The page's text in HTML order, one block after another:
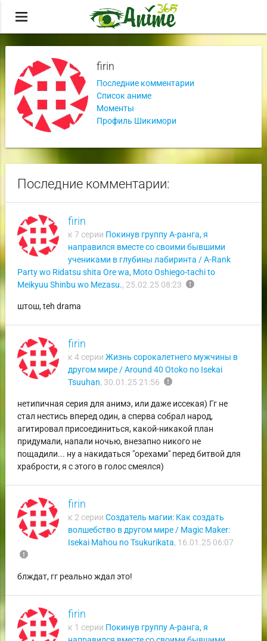
menu
firin
Последние комментарии
Список аниме
Моменты
Профиль Шикимори
Последние комментарии:
firin
к 7 серии Покинув группу А-ранга, я
направился вместе со своими бывшими
учениками в глубины лабиринта / A-Rank
Party wo Ridatsu shita Ore wa, Moto Oshiego-tachi to
Meikyuu Shinbu wo Mezasu., 25.02.25 08:23 report
штош, teh drama
firin
к 4 серии Жизнь сорокалетнего мужчины в
другом мире / Around 40 Otoko no Isekai
Tsuuhan, 30.01.25 21:56 report
нетипичная серия для анимэ, или даже иссекая) Гг не
стал нестись вперед один, а сперва собрал народ,
агитировал присоединиться, какой-никакой план
придумали, напали ночью, внезапно никого не
пощадили... ну а накидаться "орехами" перед битвой для
храбрости, я с этого в голос смеялся)
firin
к 2 серии Создатель магии: Как создать
волшебство в другом мире / Magic Maker:
Isekai Mahou no Tsukurikata, 16.01.25 06:07
report
блждат, гг реально ждал это!
firin
к 1 серии Покинув группу А-ранга, я